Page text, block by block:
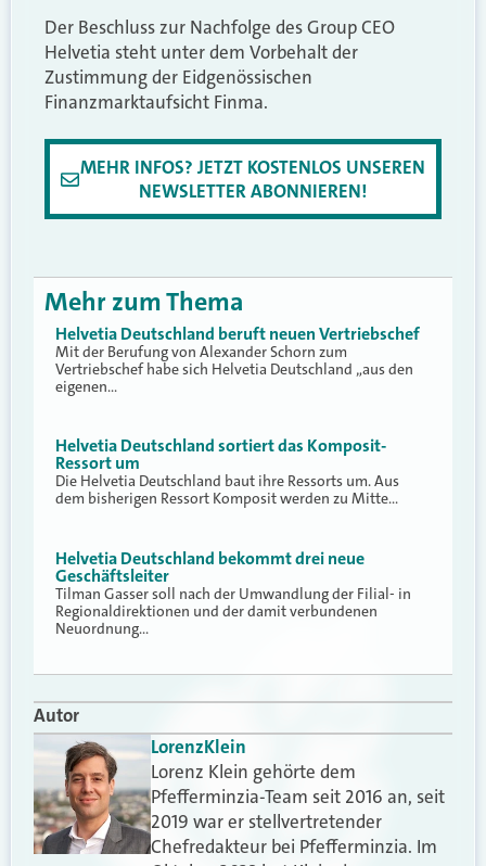
Der Beschluss zur Nachfolge des Group CEO
Helvetia steht unter dem Vorbehalt der
Zustimmung der Eidgenössischen
Finanzmarktaufsicht Finma.
MEHR INFOS? JETZT KOSTENLOS UNSEREN
NEWSLETTER ABONNIEREN!
Mehr zum Thema
Helvetia Deutschland beruft neuen Vertriebschef
Mit der Berufung von Alexander Schorn zum
Vertriebschef habe sich Helvetia Deutschland „aus den
eigenen…
Helvetia Deutschland sortiert das Komposit-
Ressort um
Die Helvetia Deutschland baut ihre Ressorts um. Aus
dem bisherigen Ressort Komposit werden zu Mitte…
Helvetia Deutschland bekommt drei neue
Geschäftsleiter
Tilman Gasser soll nach der Umwandlung der Filial- in
Regionaldirektionen und der damit verbundenen
Neuordnung…
Autor
LorenzKlein
Lorenz Klein gehörte dem
Pfefferminzia-Team seit 2016 an, seit
2019 war er stellvertretender
Chefredakteur bei Pfefferminzia. Im